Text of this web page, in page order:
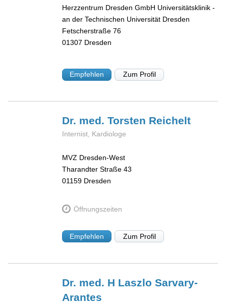
Herzzentrum Dresden GmbH Universitätsklinik -
an der Technischen Universität Dresden
Fetscherstraße 76
01307 Dresden
Empfehlen Zum Profil
Dr. med. Torsten Reichelt
Internist, Kardiologe
MVZ Dresden-West
Tharandter Straße 43
01159 Dresden
Öffnungszeiten
Empfehlen Zum Profil
Dr. med. H LaszloSarvary-
Arantes